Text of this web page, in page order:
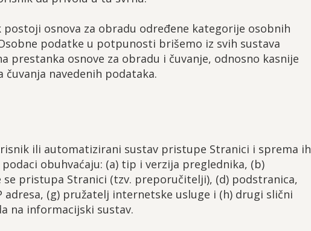
osnova za obradu određene kategorije osobnih
podatke u potpunosti brišemo iz svih sustava
prestanka osnove za obradu i čuvanje, odnosno kasnije
navedenih podataka.
ili automatizirani sustav pristupe Stranici i sprema ih
obuhvaćaju: (a) tip i verzija preglednika, (b)
pristupa Stranici (tzv. preporučitelji), (d) podstranica,
(g) pružatelj internetske usluge i (h) drugi slični
na informacijski sustav.